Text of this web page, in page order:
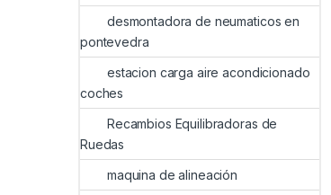
desmontadora de neumaticos en
pontevedra
estacion carga aire acondicionado
coches
Recambios Equilibradoras de
Ruedas
maquina de alineación